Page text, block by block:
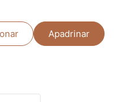
Apadrinar
de